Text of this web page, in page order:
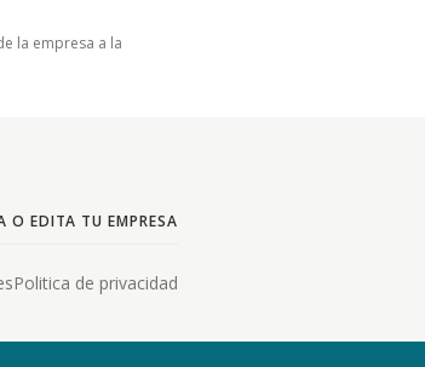
la empresa a la
O EDITA TU EMPRESA
Politica de privacidad